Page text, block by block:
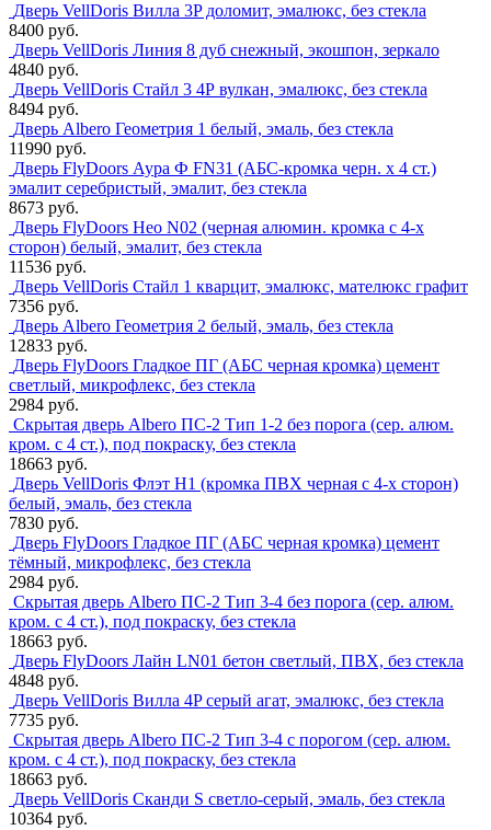
Дверь VellDoris Вилла 3P доломит, эмалюкс, без стекла
8400 руб.
Дверь VellDoris Линия 8 дуб снежный, экошпон, зеркало
4840 руб.
Дверь VellDoris Стайл 3 4Р вулкан, эмалюкс, без стекла
8494 руб.
Дверь Albero Геометрия 1 белый, эмаль, без стекла
11990 руб.
Дверь FlyDoors Аура Ф FN31 (АБС-кромка черн. х 4 ст.)
эмалит серебристый, эмалит, без стекла
8673 руб.
Дверь FlyDoors Нео N02 (черная алюмин. кромка с 4-х
сторон) белый, эмалит, без стекла
11536 руб.
Дверь VellDoris Стайл 1 кварцит, эмалюкс, мателюкс графит
7356 руб.
Дверь Albero Геометрия 2 белый, эмаль, без стекла
12833 руб.
Дверь FlyDoors Гладкое ПГ (АБС черная кромка) цемент
светлый, микрофлекс, без стекла
2984 руб.
Скрытая дверь Albero ПС-2 Тип 1-2 без порога (сер. алюм.
кром. с 4 ст.), под покраску, без стекла
18663 руб.
Дверь VellDoris Флэт H1 (кромка ПВХ черная с 4-х сторон)
белый, эмаль, без стекла
7830 руб.
Дверь FlyDoors Гладкое ПГ (АБС черная кромка) цемент
тёмный, микрофлекс, без стекла
2984 руб.
Скрытая дверь Albero ПС-2 Тип 3-4 без порога (сер. алюм.
кром. с 4 ст.), под покраску, без стекла
18663 руб.
Дверь FlyDoors Лайн LN01 бетон светлый, ПВХ, без стекла
4848 руб.
Дверь VellDoris Вилла 4P серый агат, эмалюкс, без стекла
7735 руб.
Скрытая дверь Albero ПС-2 Тип 3-4 с порогом (сер. алюм.
кром. с 4 ст.), под покраску, без стекла
18663 руб.
Дверь VellDoris Сканди S светло-серый, эмаль, без стекла
10364 руб.